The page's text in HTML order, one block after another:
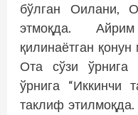
бўлган Оилани,
этмоқда.
қилинаётган
Ота сўзи ўрнига
ўрнига “Иккинчи
таклиф